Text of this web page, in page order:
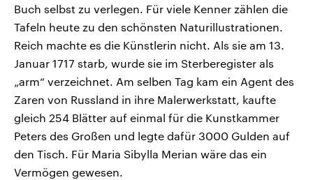
Buch selbst zu verlegen. Für viele Kenner zählen die
Tafeln heute zu den schönsten Naturillustrationen.
Reich machte es die Künstlerin nicht. Als sie am 13.
Januar 1717 starb, wurde sie im Sterberegister als
„arm“ verzeichnet. Am selben Tag kam ein Agent des
Zaren von Russland in ihre Malerwerkstatt, kaufte
gleich 254 Blätter auf einmal für die Kunstkammer
Peters des Großen und legte dafür 3000 Gulden auf
den Tisch. Für Maria Sibylla Merian wäre das ein
Vermögen gewesen.